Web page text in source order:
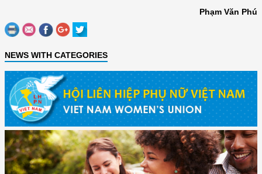
Phạm Văn Phú
NEWS WITH CATEGORIES